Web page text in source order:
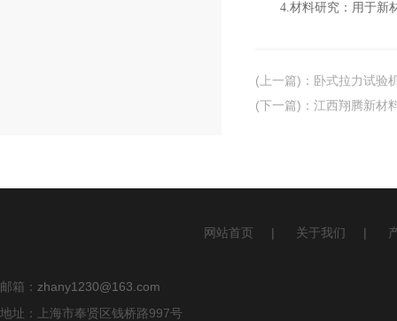
4.材料研究：用于新材
(上一篇) ： 卧式拉力试验
(下一篇) ： 江西翔腾新材
网站首页 | 关于我们 |
邮箱： zhany1230@163.com
地址：上海市奉贤区钱桥路997号